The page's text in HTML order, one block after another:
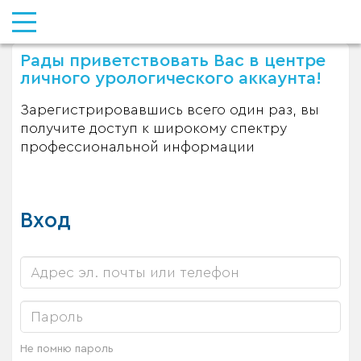
Рады приветствовать Вас в центре
личного урологического аккаунта!
Зарегистрировавшись всего один раз, вы
получите доступ к широкому спектру
профессиональной информации
Вход
Не помню пароль